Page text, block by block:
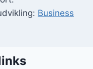
Business